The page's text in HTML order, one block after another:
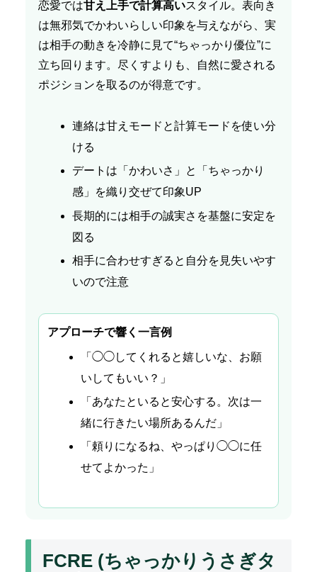
恋愛では甘え上手で計算高いスタイル。表向き
は無邪気でかわいらしい印象を与えながら、実
は相手の動きを冷静に見て“ちゃっかり優位”に
立ち回ります。尽くすよりも、自然に愛される
ポジションを取るのが得意です。
連絡は甘えモードと計算モードを使い分
ける
デートは「かわいさ」と「ちゃっかり
感」を織り交ぜて印象UP
長期的には相手の誠実さを基盤に安定を
図る
相手に合わせすぎると自分を見失いやす
いので注意
アプローチで響く一言例
「◯◯してくれると嬉しいな、お願
いしてもいい？」
「あなたといると安心する。次は一
緒に行きたい場所あるんだ」
「頼りになるね、やっぱり◯◯に任
せてよかった」
FCRE (ちゃっかりうさぎタ